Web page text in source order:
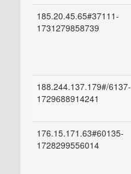
185.20.45.65#37111-
1731279858739
188.244.137.179#/6137-
1729688914241
176.15.171.63#60135-
1728299556014